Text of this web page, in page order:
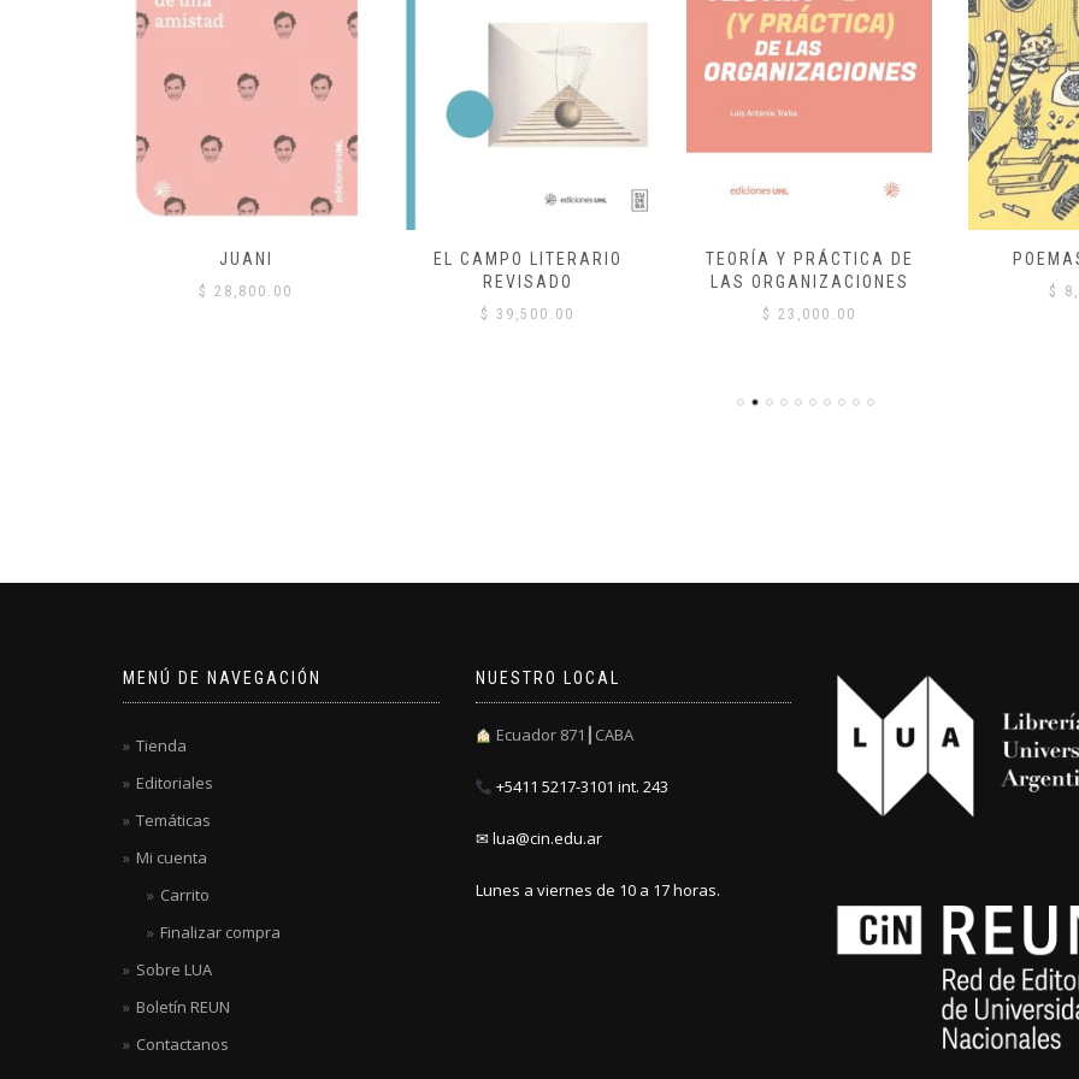
JUANI
$ 28,800.00
EL CAMPO LITERARIO
REVISADO
$ 39,500.00
TEORÍA Y PRÁCTICA DE
LAS ORGANIZACIONES
$ 23,000.00
$
MENÚ DE NAVEGACIÓN
Tienda
Editoriales
Temáticas
Mi cuenta
Carrito
Finalizar compra
Sobre LUA
Boletín REUN
Contactanos
NUESTRO LOCAL
Ecuador 871┃CABA
+5411 5217-3101 int. 243
✉ lua@cin.edu.ar
Lunes a viernes de 10 a 17 horas.